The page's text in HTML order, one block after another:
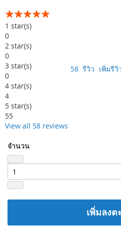
อันดับ:
99% of100
1 star(s)
0
2 star(s)
0
3 star(s)
0
4 star(s)
4
5 star(s)
55
View all 58 reviews
58 รีวิว เพิ่มรี
จำนวน
เพิ่มลงต